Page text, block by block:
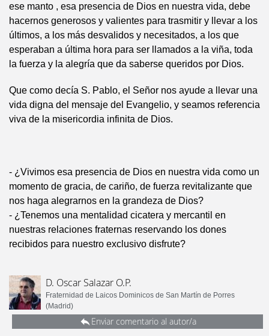
ese manto , esa presencia de Dios en nuestra vida, debe
hacernos generosos y valientes para trasmitir y llevar a los
últimos, a los más desvalidos y necesitados, a los que
esperaban a última hora para ser llamados a la viña, toda
la fuerza y la alegría que da saberse queridos por Dios.
Que como decía S. Pablo, el Señor nos ayude a llevar una
vida digna del mensaje del Evangelio, y seamos referencia
viva de la misericordia infinita de Dios.
- ¿Vivimos esa presencia de Dios en nuestra vida como un
momento de gracia, de cariño, de fuerza revitalizante que
nos haga alegrarnos en la grandeza de Dios?
- ¿Tenemos una mentalidad cicatera y mercantil en
nuestras relaciones fraternas reservando los dones
recibidos para nuestro exclusivo disfrute?
D. Oscar Salazar O.P.
Fraternidad de Laicos Dominicos de San Martín de Porres
(Madrid)
Enviar comentario al autor/a